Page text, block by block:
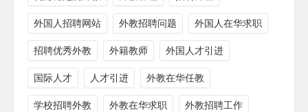
外国人招聘网站 外教招聘问题 外国人在华求职
招聘优秀外教 外籍教师 外国人才引进
国际人才 人才引进 外教在华任教
学校招聘外教 外教在华求职 外教招聘工作